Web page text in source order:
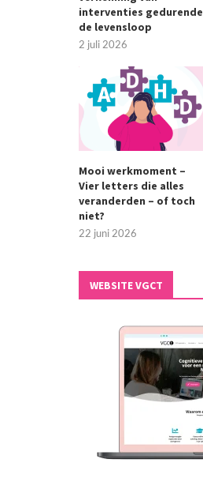
interventies gedurende
de levensloop
2 juli 2026
Mooi werkmoment –
Vier letters die alles
veranderden – of toch
niet?
22 juni 2026
WEBSITE VGCT